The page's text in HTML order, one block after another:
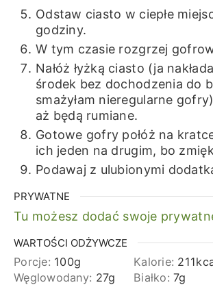
Odstaw ciasto w ciepłe
godziny.
W tym czasie rozgrzej
Nałóż łyżką ciasto (ja
środek bez dochodzenia do
smażyłam nieregularne
aż będą rumiane.
Gotowe gofry połóż na
ich jeden na drugim, bo
Podawaj z ulubionymi
PRYWATNE
Tu możesz dodać swoje
WARTOŚCI ODŻYWCZE
Porcje: 100g Kalorie: 211
Węglowodany: 27g Białko:7g